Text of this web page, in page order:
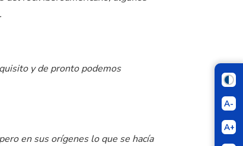
A-
A+
y de pronto podemos
en sus orígenes lo que se hacía